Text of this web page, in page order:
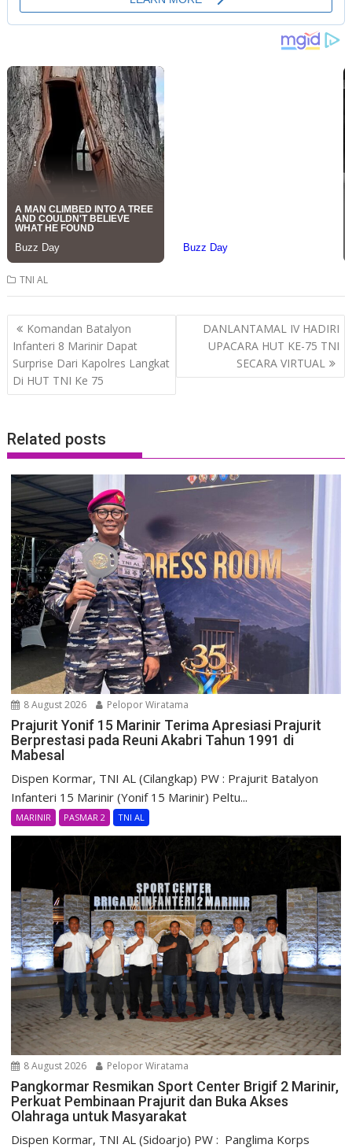
TNI AL
Post
navigation
Komandan Batalyon
Infanteri 8 Marinir Dapat
Surprise Dari Kapolres Langkat
Di HUT TNI Ke 75
DANLANTAMAL IV HADIRI
UPACARA HUT KE-75 TNI
SECARA VIRTUAL
Related posts
8 August 2026 Pelopor Wiratama
Prajurit Yonif 15 Marinir Terima Apresiasi Prajurit
Berprestasi pada Reuni Akabri Tahun 1991 di
Mabesal
Dispen Kormar, TNI AL (Cilangkap) PW : Prajurit Batalyon
Infanteri 15 Marinir (Yonif 15 Marinir) Peltu...
MARINIR PASMAR 2 TNI AL
8 August 2026 Pelopor Wiratama
Pangkormar Resmikan Sport Center Brigif 2 Marinir,
Perkuat Pembinaan Prajurit dan Buka Akses
Olahraga untuk Masyarakat
Dispen Kormar, TNI AL (Sidoarjo) PW : Panglima Korps